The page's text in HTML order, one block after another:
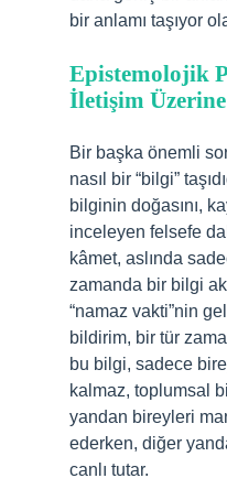
bir anlamı taşıyor
Epistemolojik
İletişim Üzerine
Bir başka önemli
nasıl bir “bilgi”
bilginin doğasını,
inceleyen felsefe
kâmet, aslında
zamanda bir bilgi
“namaz vakti”nin
bildirim, bir tür
bu bilgi, sadece
kalmaz, toplumsal
yandan bireyleri
ederken, diğer
canlı tutar.